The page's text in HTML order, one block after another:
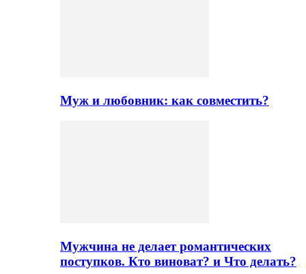
Муж и любовник: как совместить?
Мужчина не делает романтических
поступков. Кто виноват? и Что делать?